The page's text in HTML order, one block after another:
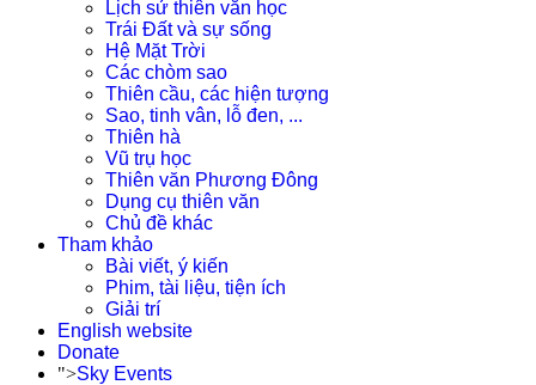
Lịch sử thiên văn học
Trái Đất và sự sống
Hệ Mặt Trời
Các chòm sao
Thiên cầu, các hiện tượng
Sao, tinh vân, lỗ đen, ...
Thiên hà
Vũ trụ học
Thiên văn Phương Đông
Dụng cụ thiên văn
Chủ đề khác
Tham khảo
Bài viết, ý kiến
Phim, tài liệu, tiện ích
Giải trí
English website
Donate
">Sky Events